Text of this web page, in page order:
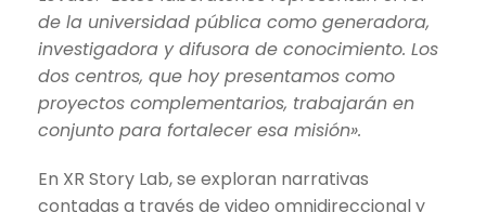
de la universidad pública como generadora,
investigadora y difusora de conocimiento. Los
dos centros, que hoy presentamos como
proyectos complementarios, trabajarán en
conjunto para fortalecer esa misión».
En XR Story Lab, se exploran narrativas
contadas a través de video omnidireccional y